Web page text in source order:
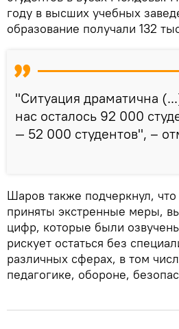
году в высших учебных
образование получали 132
"Ситуация драматична
нас осталось 92 000
— 52 000 студентов", –
Шаров также подчеркнул,
приняты экстренные меры,
цифр, которые были
рискует остаться без
различных сферах, в том
педагогике, обороне,